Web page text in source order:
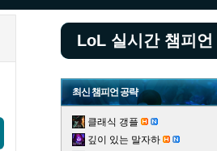
LoL 실시간 챔피언
최신 챔피언 공략
클래식 갱플
깊이 있는 말자하